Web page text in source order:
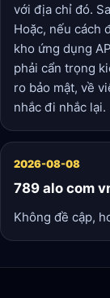
với địa chỉ đó.
Hoặc, nếu cách
kho ứng dụng
phải cẩn trọng
ro bảo mật, về
nhắc đi nhắc lại.
2026-08-08
789 alo com
Không đề cập,